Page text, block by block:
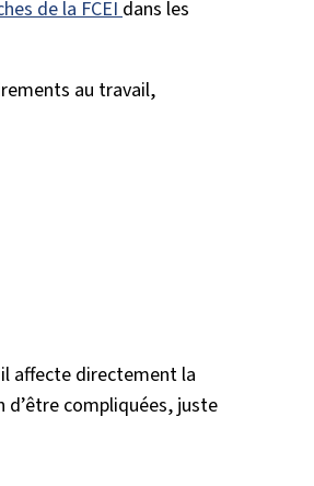
de la FCEI dans les
au travail,
affecte directement la
d’être compliquées, juste